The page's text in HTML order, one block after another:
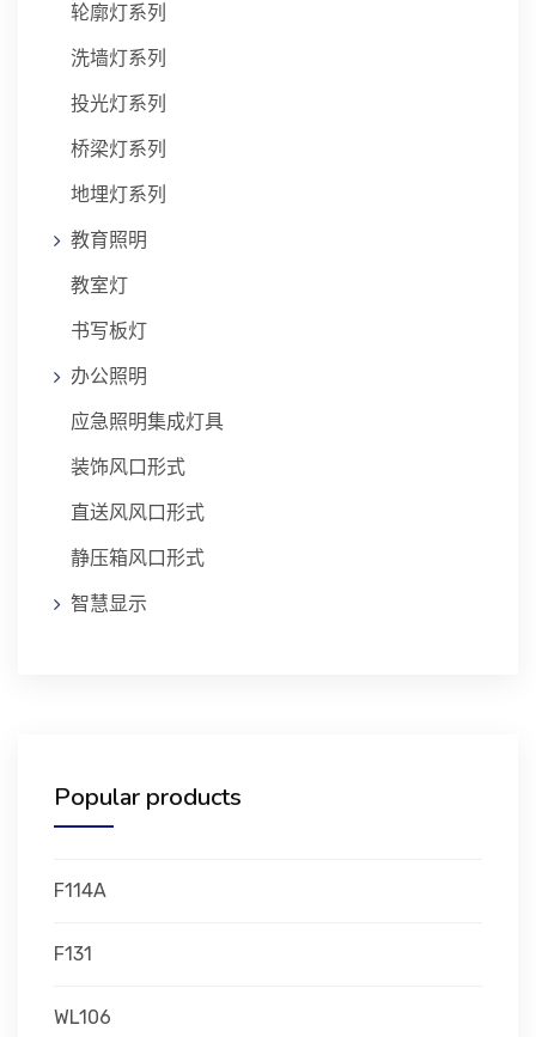
轮廓灯系列
洗墙灯系列
投光灯系列
桥梁灯系列
地埋灯系列
教育照明
教室灯
书写板灯
办公照明
应急照明集成灯具
装饰风口形式
直送风风口形式
静压箱风口形式
智慧显示
Popular products
F114A
F131
WL106